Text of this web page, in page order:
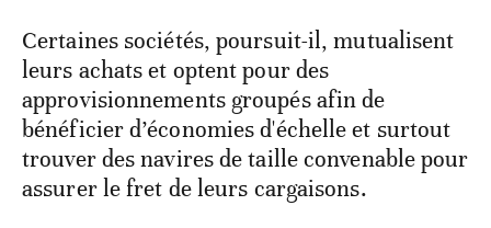
Certaines sociétés, poursuit-il, mutualisent
leurs achats et optent pour des
approvisionnements groupés afin de
bénéficier d’économies d'échelle et surtout
trouver des navires de taille convenable pour
assurer le fret de leurs cargaisons.